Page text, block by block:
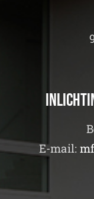
E-mail: